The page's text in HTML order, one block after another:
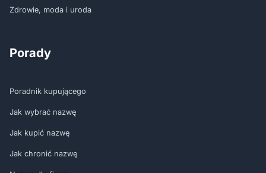
Zdrowie, moda i uroda
Porady
Poradnik kupującego
Jak wybrać nazwę
Jak kupić nazwę
Jak chronić nazwę